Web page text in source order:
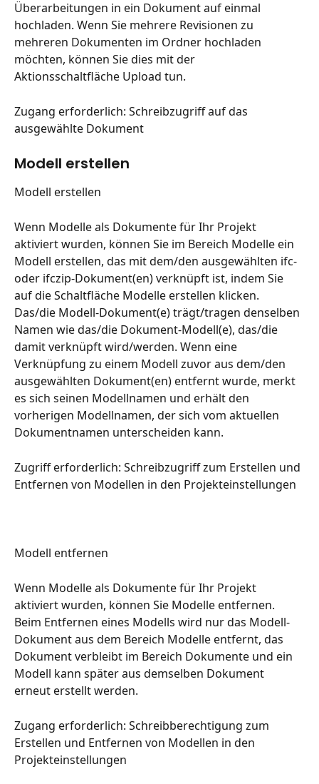
Überarbeitungen in ein Dokument auf einmal
hochladen. Wenn Sie mehrere Revisionen zu
mehreren Dokumenten im Ordner hochladen
möchten, können Sie dies mit der
Aktionsschaltfläche Upload tun.
Zugang erforderlich: Schreibzugriff auf das
ausgewählte Dokument
Modell erstellen
Modell erstellen
Wenn Modelle als Dokumente für Ihr Projekt
aktiviert wurden, können Sie im Bereich Modelle ein
Modell erstellen, das mit dem/den ausgewählten ifc-
oder ifczip-Dokument(en) verknüpft ist, indem Sie
auf die Schaltfläche Modelle erstellen klicken.
Das/die Modell-Dokument(e) trägt/tragen denselben
Namen wie das/die Dokument-Modell(e), das/die
damit verknüpft wird/werden. Wenn eine
Verknüpfung zu einem Modell zuvor aus dem/den
ausgewählten Dokument(en) entfernt wurde, merkt
es sich seinen Modellnamen und erhält den
vorherigen Modellnamen, der sich vom aktuellen
Dokumentnamen unterscheiden kann.
Zugriff erforderlich: Schreibzugriff zum Erstellen und
Entfernen von Modellen in den Projekteinstellungen
Modell entfernen
Wenn Modelle als Dokumente für Ihr Projekt
aktiviert wurden, können Sie Modelle entfernen.
Beim Entfernen eines Modells wird nur das Modell-
Dokument aus dem Bereich Modelle entfernt, das
Dokument verbleibt im Bereich Dokumente und ein
Modell kann später aus demselben Dokument
erneut erstellt werden.
Zugang erforderlich: Schreibberechtigung zum
Erstellen und Entfernen von Modellen in den
Projekteinstellungen